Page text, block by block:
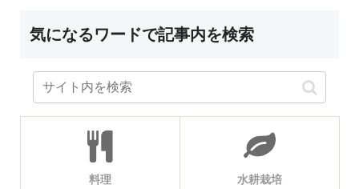
気になるワードで記事内を検索
料理 水耕栽培